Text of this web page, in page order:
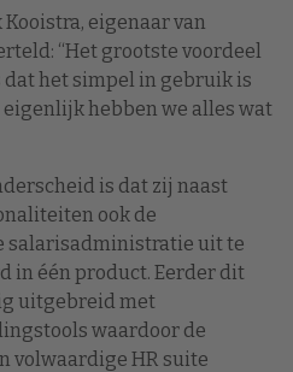
eigenaar van
“Het grootste voordeel
het simpel in gebruik is
hebben we alles wat
is dat zij naast
ook de
salarisadministratie uit te
in één product. Eerder dit
uitgebreid met
waardoor de
volwaardige HR suite